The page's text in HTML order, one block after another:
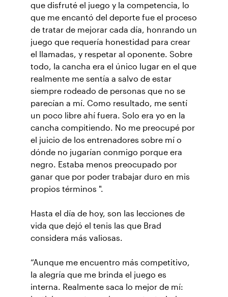
que disfruté el juego y la competencia, lo
que me encantó del deporte fue el proceso
de tratar de mejorar cada día, honrando un
juego que requería honestidad para crear
el llamadas, y respetar al oponente. Sobre
todo, la cancha era el único lugar en el que
realmente me sentía a salvo de estar
siempre rodeado de personas que no se
parecían a mí. Como resultado, me sentí
un poco libre ahí fuera. Solo era yo en la
cancha compitiendo. No me preocupé por
el juicio de los entrenadores sobre mí o
dónde no jugarían conmigo porque era
negro. Estaba menos preocupado por
ganar que por poder trabajar duro en mis
propios términos ".
Hasta el día de hoy, son las lecciones de
vida que dejó el tenis las que Brad
considera más valiosas.
“Aunque me encuentro más competitivo,
la alegría que me brinda el juego es
interna. Realmente saca lo mejor de mí: